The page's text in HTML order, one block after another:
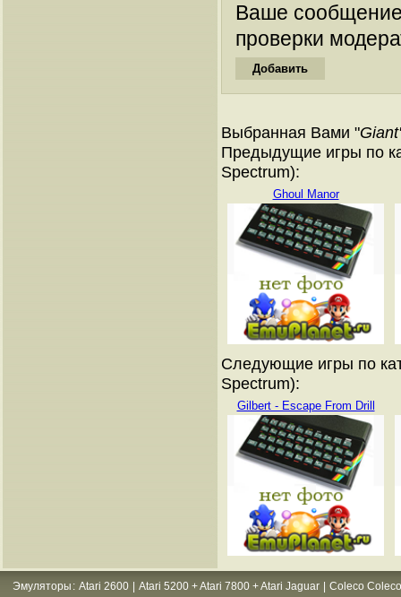
Ваше
проверки
Выбранная Вами "
Предыдущие игры по
Spectrum):
Ghoul Manor
Следующие игры по
Spectrum):
Gilbert - Escape From Drill
Эмуляторы : Atari 2600 Atari 5200 + Atari 7800 + Atari Jaguar
Coleco